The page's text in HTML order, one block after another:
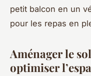
petit balcon en un
pour les repas en
Aménager le
optimiser